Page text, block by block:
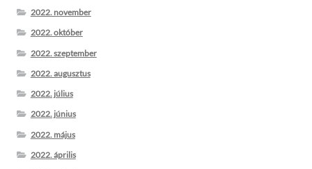
2022. november
2022. október
2022. szeptember
2022. augusztus
2022. július
2022. június
2022. május
2022. április